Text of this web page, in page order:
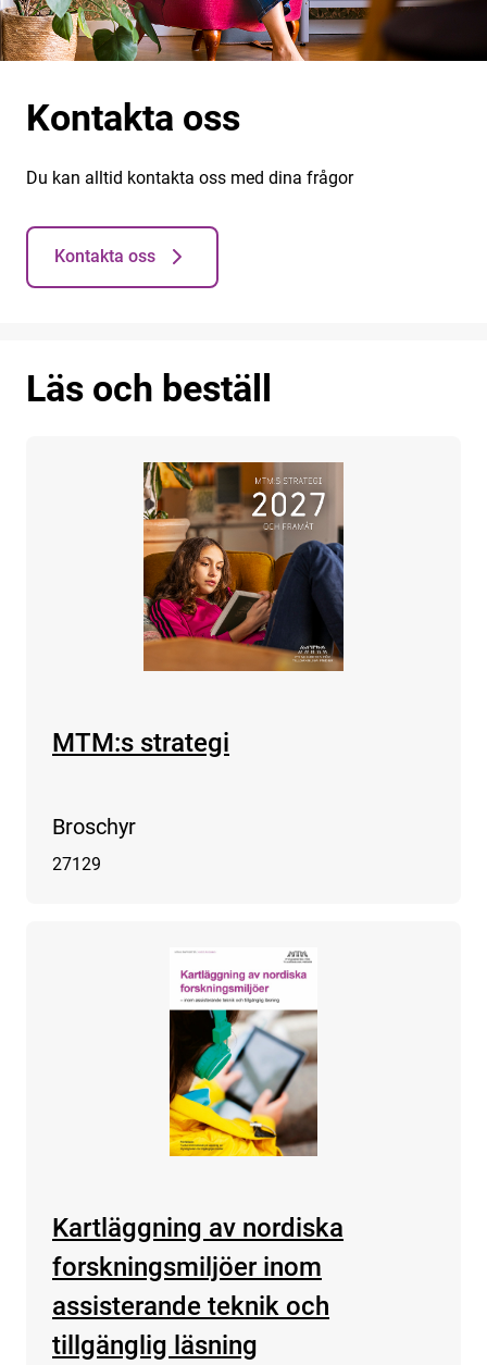
Kontakta oss
Du kan alltid kontakta oss med dina frågor
Kontakta oss
Läs och beställ
MTM:s strategi
Broschyr
27129
Kartläggning av nordiska
forskningsmiljöer inom
assisterande teknik och
tillgänglig läsning